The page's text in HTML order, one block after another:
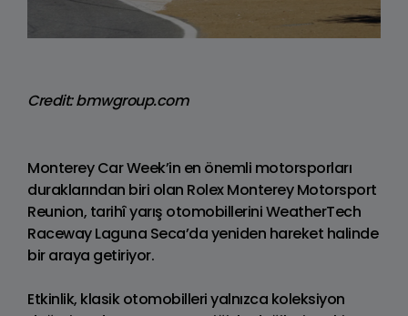
Credit: bmwgroup.com
Monterey Car Week’in en önemli motorsporları
duraklarından biri olan Rolex Monterey Motorsport
Reunion, tarihî yarış otomobillerini WeatherTech
Raceway Laguna Seca’da yeniden hareket halinde
bir araya getiriyor.
Etkinlik, klasik otomobilleri yalnızca koleksiyon